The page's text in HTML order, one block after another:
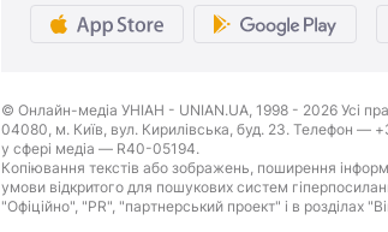
© Онлайн-медіа УНІАН - UNIAN.UA, 1998 - 2026 Усі
04080, м. Київ, вул. Кирилівська, буд. 23. Телефон —
у сфері медіа — R40-05194.
Копіювання текстів або зображень, поширення
умови відкритого для пошукових систем
"Офіційно", "PR", "партнерський проект" і в розділах